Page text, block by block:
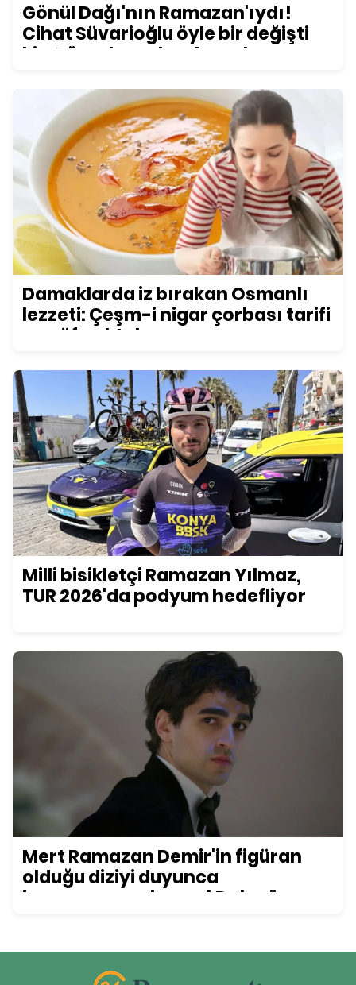
Gönül Dağı'nın Ramazan'ıydı!
Cihat Süvarioğlu öyle bir değişti
ki... Görenler şoke oluyor!
Damaklarda iz bırakan Osmanlı
lezzeti: Çeşm-i nigar çorbası tarifi
ve püf noktaları
Milli bisikletçi Ramazan Yılmaz,
TUR 2026'da podyum hedefliyor
Mert Ramazan Demir'in figüran
olduğu diziyi duyunca
inanamayacaksınız! Daha önce